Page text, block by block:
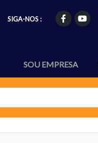
SIGA-NOS :
SOU EMPRESA